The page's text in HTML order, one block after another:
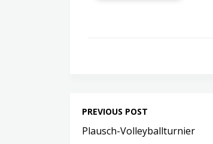
PREVIOUS POST
Plausch-Volleyballturnier